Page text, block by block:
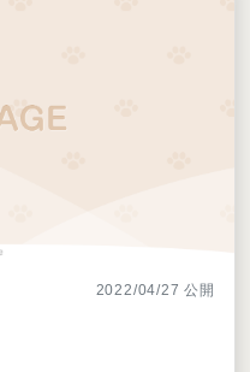
2022/04/27 公開